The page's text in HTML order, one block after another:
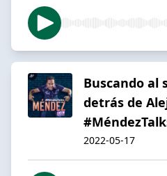
Buscando al
detrás de
2022-05-17